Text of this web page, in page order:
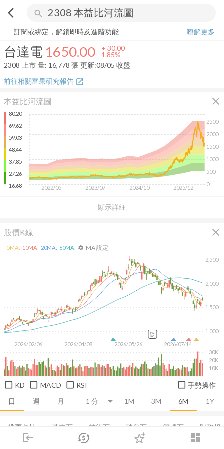
arrow_back_ios search
login dashboard
市場 登入
台達電 1650.00 + 1.85%
訂閱或綁定，解鎖即時及進階功能
瞭解更多
台達電 1650.00 + 30.00
1.85%
2308
上市 量: 16,778 張 更新:08/05 收盤
前往相關富果研究報告 open_in_new
本益比河流圖 close
顯示詳細
80.20
69.62
59.03
48.44
37.85
27.26
16.68
2022/05 2023/07 2024/10 2025/12
0
500
1000
1500
2000
2500
股價K線 close
日 週 月 1M 3M 6M 1Y
2026/02/06 2026/04/08 2026/05/26 2026/07/14
1,000
1,500
2,000
2,500
10K
20K
30K
5MA: 10MA: 20MA: 60MA: settings MA 設定
除
KD MACD RSI 手勢操作
推薦卡片 基本面 技術面 消息面 籌碼面 財務報